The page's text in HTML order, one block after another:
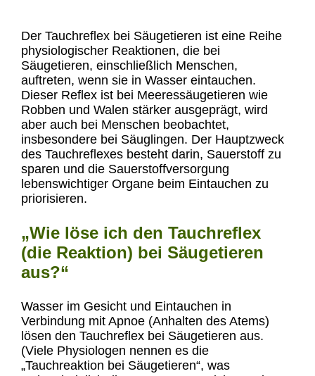
Der Tauchreflex bei Säugetieren ist eine Reihe
physiologischer Reaktionen, die bei
Säugetieren, einschließlich Menschen,
auftreten, wenn sie in Wasser eintauchen.
Dieser Reflex ist bei Meeressäugetieren wie
Robben und Walen stärker ausgeprägt, wird
aber auch bei Menschen beobachtet,
insbesondere bei Säuglingen. Der Hauptzweck
des Tauchreflexes besteht darin, Sauerstoff zu
sparen und die Sauerstoffversorgung
lebenswichtiger Organe beim Eintauchen zu
priorisieren.
Wie löse ich den Tauchreflex
(die Reaktion) bei Säugetieren
aus?
Wasser im Gesicht und Eintauchen in
Verbindung mit Apnoe (Anhalten des Atems)
lösen den Tauchreflex bei Säugetieren aus.
(Viele Physiologen nennen es die
„Tauchreaktion bei Säugetieren“, was